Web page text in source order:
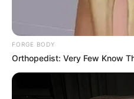
Related Articles
અમદાવાદમાં
2 Weeks Ago
FORGE BODY
Orthopedist: Very Few Know